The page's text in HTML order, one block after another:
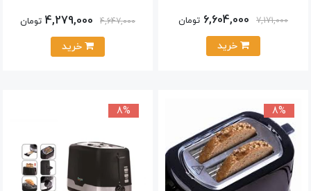
7,171,000
6,604,000 تومان 4,647,000
4,279,000 تومان
8%
8%